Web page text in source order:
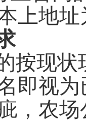
上地址
按现
即视
，农